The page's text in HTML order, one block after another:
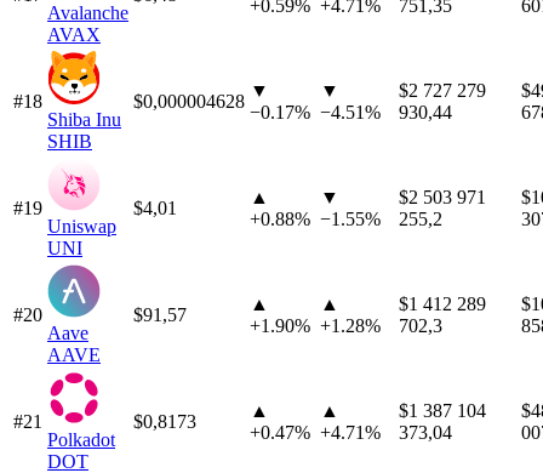
Avalanche
AVAX
+0.59% +4.71%
751,35
#18
Shiba Inu
SHIB
$0,000004628
▼
−0.17%
▼
−4.51%
$2 727 279
930,44
#19
Uniswap
UNI
$4,01
▲
+0.88%
▼
−1.55%
$2 503 971
255,2
#20
Aave
AAVE
$91,57
▲
+1.90%
▲
+1.28%
$1 412 289
702,3
#21
Polkadot
DOT
$0,8173
▲
+0.47%
▲
+4.71%
$1 387 104
373,04